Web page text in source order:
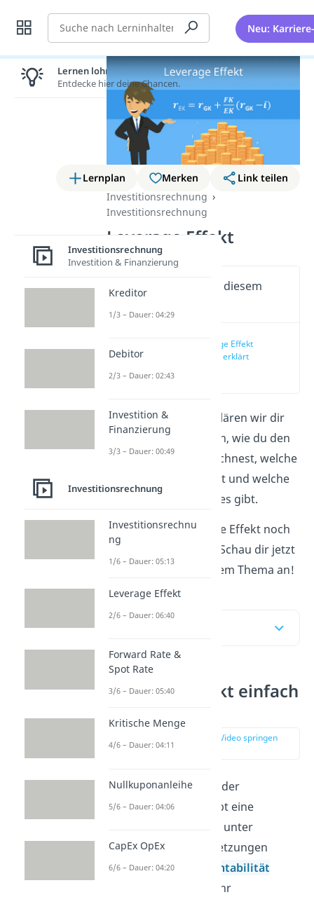
Suche Neu:
Lernplan Merken
Link teilen
Investitionsrechnung
Investitionsrechnung
Leverage Effekt
Wichtige Inhalte in diesem
Leverage Effekt
einfach erklärt
In diesem Beitrag erklären wir dir
anhand von Beispielen, wie du den
Leverage Effekt
berechnest, welche
Formel du verwendest und welche
Grenzen und Risiken es gibt.
Du willst den Leverage Effekt noch
schneller verstehen? Schau dir jetzt
unser Lernvideo zu dem Thema an!
Leverage Effekt einfach
zur Stelle im Video springen
(00:11)
Der Leverage Effekt oder
Hebeleffekt beschreibt eine
Situation, bei der sich unter
bestimmten Voraussetzungen
deineEigenkapitalrentabilität
steigert, wenn du mehr
Lernen lohnt sich!
Entdecke hier deine Chancen.
Investitionsrechnung
Investition & Finanzierung
Kreditor
1/3 – Dauer: 04:29
Debitor
2/3 – Dauer: 02:43
Investition &
Finanzierung
3/3 – Dauer: 00:49
Investitionsrechnung
Investitionsrechnu
ng
1/6 – Dauer: 05:13
Leverage Effekt
2/6 – Dauer: 06:40
Forward Rate &
Spot Rate
3/6 – Dauer: 05:40
Kritische Menge
4/6 – Dauer: 04:11
Nullkuponanleihe
5/6 – Dauer: 04:06
CapEx OpEx
6/6 – Dauer: 04:20